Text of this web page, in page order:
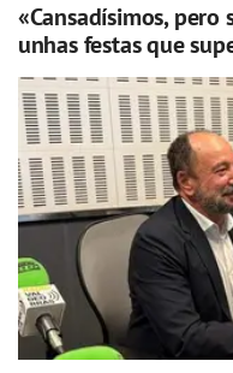
«Cansadísimos, pero
unhas festas que